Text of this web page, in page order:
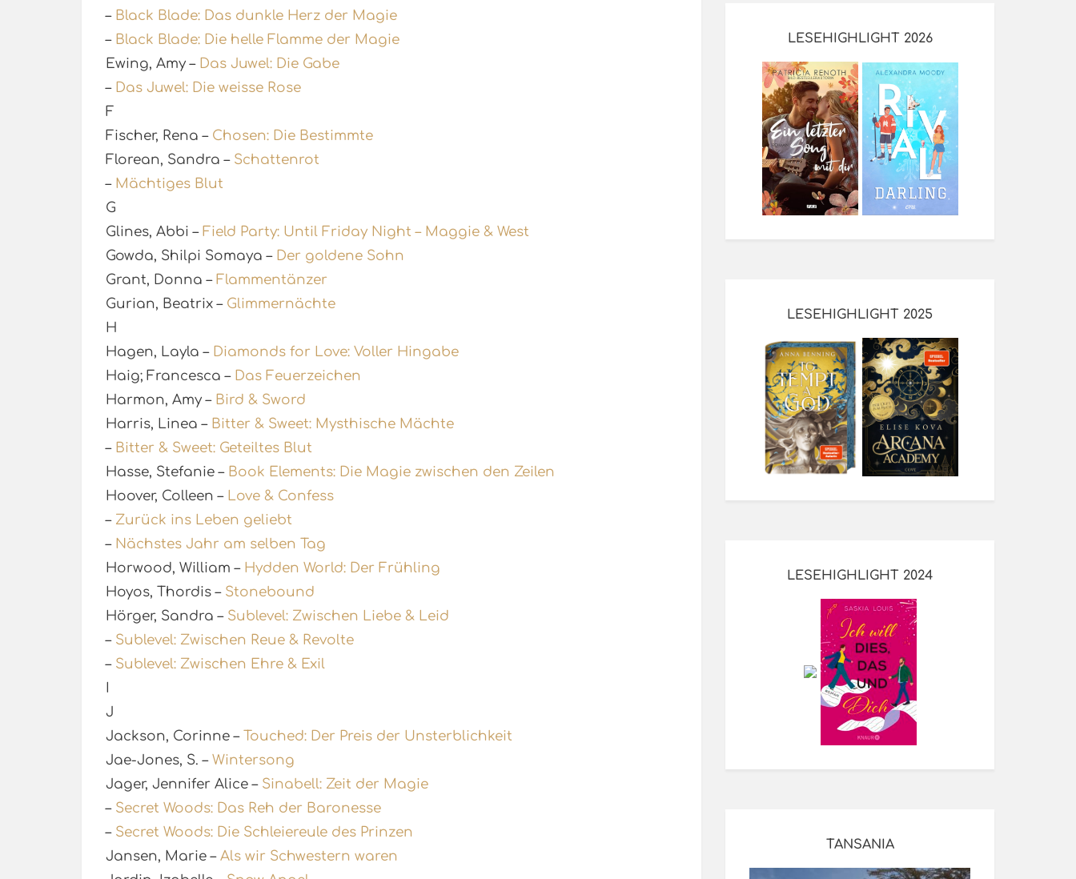
– Black Blade: Das dunkle Herz der Magie
– Black Blade: Die helle Flamme der Magie
Ewing, Amy – Das Juwel: Die Gabe
– Das Juwel: Die weisse Rose
F
Fischer, Rena – Chosen: Die Bestimmte
Florean, Sandra – Schattenrot
– Mächtiges Blut
G
Glines, Abbi – Field Party: Until Friday Night – Maggie & West
Gowda, Shilpi Somaya – Der goldene Sohn
Grant, Donna – Flammentänzer
Gurian, Beatrix – Glimmernächte
H
Hagen, Layla – Diamonds for Love: Voller Hingabe
Haig; Francesca – Das Feuerzeichen
Harmon, Amy – Bird & Sword
Harris, Linea – Bitter & Sweet: Mysthische Mächte
– Bitter & Sweet: Geteiltes Blut
Hasse, Stefanie – Book Elements: Die Magie zwischen den Zeilen
Hoover, Colleen – Love & Confess
– Zurück ins Leben geliebt
– Nächstes Jahr am selben Tag
Horwood, William – Hydden World: Der Frühling
Hoyos, Thordis – Stonebound
Hörger, Sandra – Sublevel: Zwischen Liebe & Leid
– Sublevel: Zwischen Reue & Revolte
– Sublevel: Zwischen Ehre & Exil
I
J
Jackson, Corinne – Touched: Der Preis der Unsterblichkeit
Jae-Jones, S. – Wintersong
Jager, Jennifer Alice – Sinabell: Zeit der Magie
– Secret Woods: Das Reh der Baronesse
– Secret Woods: Die Schleiereule des Prinzen
Jansen, Marie – Als wir Schwestern waren
LESEHIGHLIGHT 2026
LESEHIGHLIGHT 2025
LESEHIGHLIGHT 2024
TANSANIA